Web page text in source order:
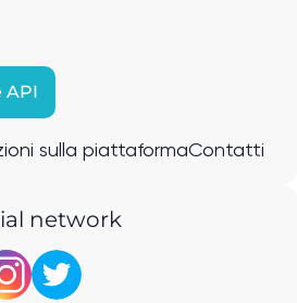
API
sulla piattaformaContatti
network